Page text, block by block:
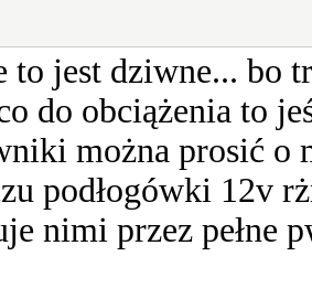
to jest dziwne... bo
do obciążenia to
można prosić o
podłogówki 12v
nimi przez pełne